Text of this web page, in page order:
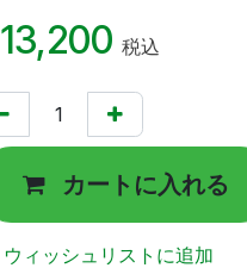
13,200 税込
カートに入れる
ウィッシュリストに追加